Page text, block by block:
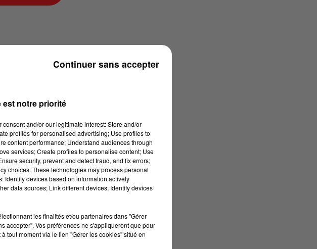
est notre priorité
and/or our legitimate interest: Store and/or
profiles for personalised advertising; Use profiles to
content performance; Understand audiences through
services; Create profiles to personalise content; Use
security, prevent and detect fraud, and fix errors;
choices. These technologies may process personal
Identify devices based on information actively
data sources; Link different devices; Identify devices
les finalités et/ou partenaires dans "Gérer
accepter". Vos préférences ne s'appliqueront que pour
tout moment via le lien "Gérer les cookies" situé en
Continuer sans accepter